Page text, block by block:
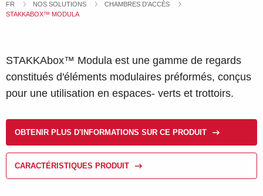
FR NOS SOLUTIONS
CHAMBRES D'ACCÈS
CURRENT:
STAKKABOX™ MODULA
STAKKAbox™ Modula est une gamme de regards
constitués d'éléments modulaires préformés, conçus
pour une utilisation en espaces- verts et trottoirs.
OBTENIR PLUS D'INFORMATIONS SUR CE PRODUIT
CARACTÉRISTIQUES PRODUIT